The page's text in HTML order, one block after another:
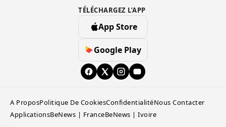
TÉLÉCHARGEZ L’APP
App Store
Google Play
A ProposPolitique De CookiesConfidentialitéNous Contacter
ApplicationsBeNews | FranceBeNews | Ivoire